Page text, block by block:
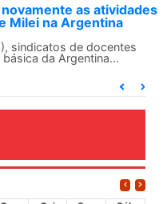
docentes para Dia de
com Cuba em
suas seções sindicais e o